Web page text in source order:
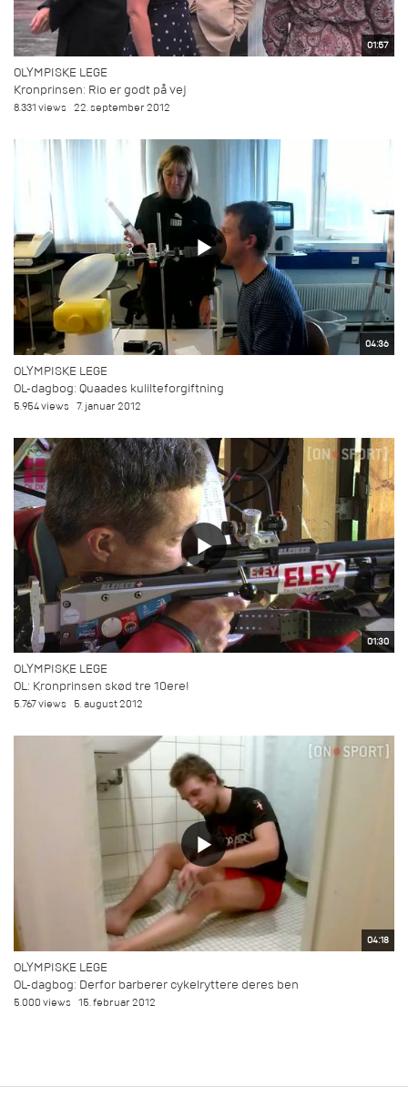
01:57
OLYMPISKE LEGE
Kronprinsen: Rio er godt på vej
8.331 views 22. september 2012
04:36
OLYMPISKE LEGE
OL-dagbog: Quaades kulilteforgiftning
5.954 views 7. januar 2012
01:30
OLYMPISKE LEGE
OL: Kronprinsen skød tre 10ere!
5.767 views 5. august 2012
04:18
OLYMPISKE LEGE
OL-dagbog: Derfor barberer cykelryttere deres ben
5.000 views 15. februar 2012